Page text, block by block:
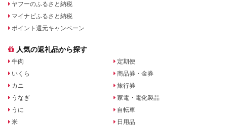
ヤフーのふるさと納税
マイナビふるさと納税
ポイント還元キャンペーン
人気の返礼品から探す
牛肉
いくら
カニ
うなぎ
うに
米
定期便
商品券・金券
旅行券
家電・電化製品
自転車
日用品